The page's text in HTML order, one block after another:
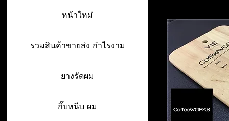
หน้าใหม่
รวมสินค้าขายส่ง กำไรงาม
ยางรัดผม
กิ๊บหนีบ ผม